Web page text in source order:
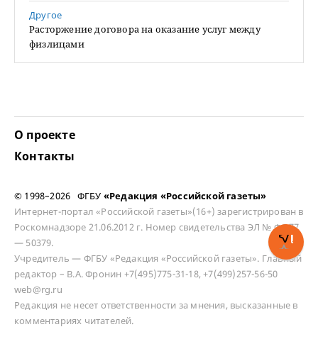
Другое
Расторжение договора на оказание услуг между
физлицами
О проекте
Контакты
© 1998–2026 ФГБУ «Редакция «Российской газеты»
Интернет-портал «Российской газеты»(16+) зарегистрирован в
Роскомнадзоре 21.06.2012 г. Номер свидетельства ЭЛ № ФС 77
— 50379.
Учредитель — ФГБУ «Редакция «Российской газеты». Главный
редактор – В.А. Фронин +7(495)775-31-18, +7(499)257-56-50
web@rg.ru
Редакция не несет ответственности за мнения, высказанные в
комментариях читателей.